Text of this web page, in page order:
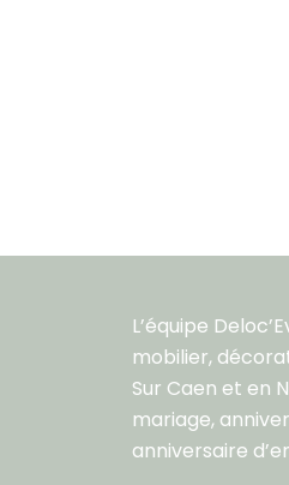
L’équipe
mobilier,
Sur Caen et en
mariage,
anniversaire